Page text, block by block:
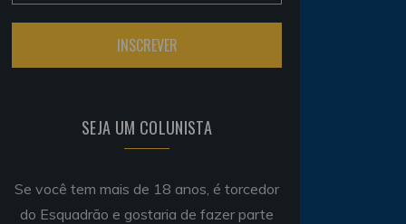
SEJA UM COLUNISTA
Se você tem mais de 18 anos, é torcedor
do Esquadrão e gostaria de fazer parte